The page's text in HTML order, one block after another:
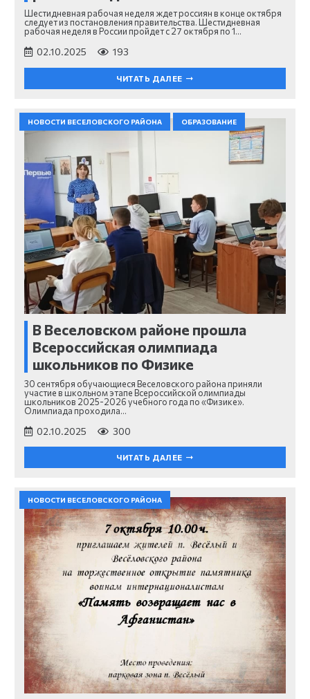
Шестидневная рабочая неделя ждет россиян в конце октября
следует из постановления правительства. Шестидневная
рабочая неделя в России пройдет с 27 октября по 1…
02.10.2025 193
ЧИТАТЬ ДАЛЕЕ
НОВОСТИ ВЕСЕЛОВСКОГО РАЙОНА ОБРАЗОВАНИЕ
В Веселовском районе прошла
Всероссийская олимпиада
школьников по Физике
30 сентября обучающиеся Веселовского района приняли
участие в школьном этапе Всероссийской олимпиады
школьников 2025-2026 учебного года по «Физике».
Олимпиада проходила…
02.10.2025 300
ЧИТАТЬ ДАЛЕЕ
НОВОСТИ ВЕСЕЛОВСКОГО РАЙОНА